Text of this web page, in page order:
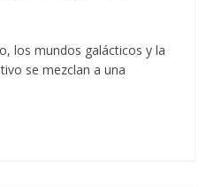
los mundos galácticos y la
se mezclan a una